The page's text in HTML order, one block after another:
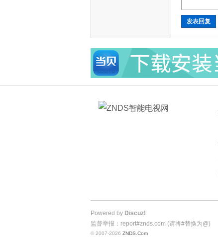
发表回复
Powered by Discuz!
监督举报：report#znds.com (请将#替换为@)
© 2007-2026 ZNDS.Com